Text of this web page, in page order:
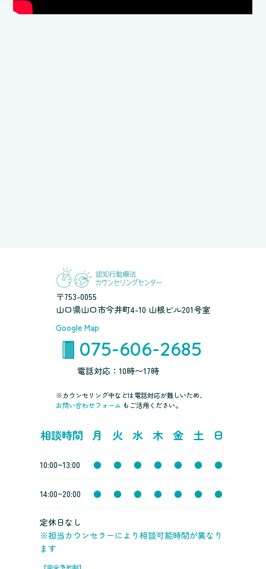
〒753-0055
山口県山口市今井町4-10 山根ビル201号室
Google Map
075-606-2685
電話対応：10時〜17時
※カウンセリング中などは電話対応が難しいため、
お問い合わせフォーム もご活用ください。
相談時間 月 火 水 木 金 土 日
10:00~13:00 ● ● ● ● ● ● ●
14:00~20:00 ● ● ● ● ● ● ●
定休日なし
※担当カウンセラーにより相談可能時間が異なり
ます